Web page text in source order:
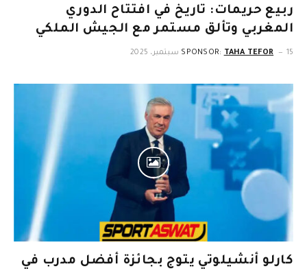
ربيع حريمات: تاريخ في افتتاح الدوري
المغربي وتألق مستمر مع الجيش الملكي
SPONSOR: TAHA TEFOR 15 سبتمبر، 2025
كارلو أنشيلوتي يتوج بجائزة أفضل مدرب في